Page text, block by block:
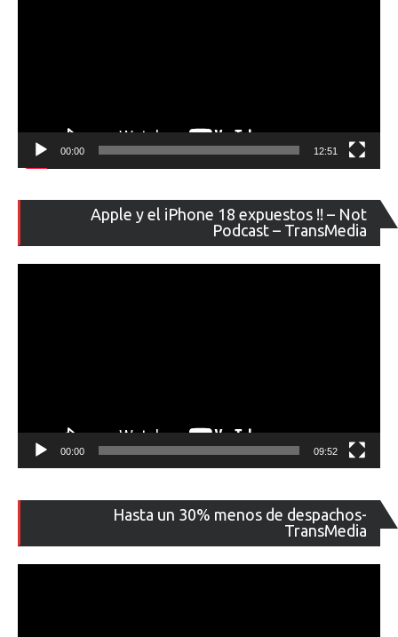
00:00 12:51
Apple y el iPhone 18 expuestos !! – Not
Podcast – TransMedia
de
00:00 09:52
Hasta un 30% menos de despachos-
TransMedia
de